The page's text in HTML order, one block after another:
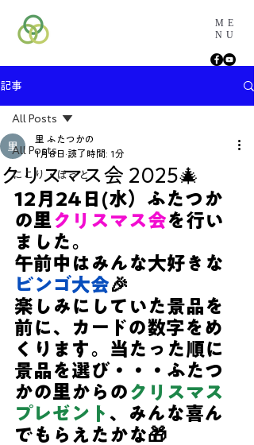
ME
NU
記事
All Posts
にこり・ほっと
All Posts
クリスマス会 2025🎄
里 ふたつかの
1月8日 読了時間: 1分
12月24日(水）ふたつか
の里 クリスマス会を行い
ました。
午前中はみんな大好きな
ビンゴ大会🎉
楽しみにしていた景品を
前に、カードの数字をめ
くります。当たった順に
景品を選び・・・ふたつ
かの里からの クリスマス
プレゼント 、みんな喜ん
でもらえたかな🎁